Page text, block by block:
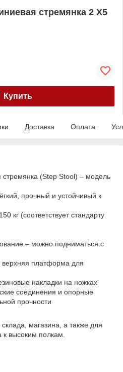
стремянка 2 X5
Купить
Доставка Оплата
(Step Stool) – модель
прочный и устойчивый к
кг (соответствует стандарту
– можно подниматься с
платформа для
накладки на ножках
соединения и опорные
прочности
магазина, а также для
высоким полкам.